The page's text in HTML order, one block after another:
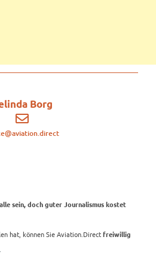
Borg
sein, doch guter Journalismus kostet
hat, können Sie Aviation.Direct freiwillig